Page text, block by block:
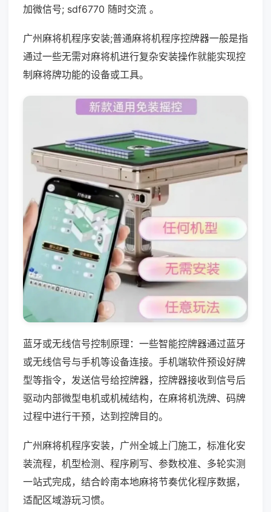
加微信号; sdf6770 随时交流 。
广州麻将机程序安装;普通麻将机程序控牌器一般是指
通过一些无需对麻将机进行复杂安装操作就能实现控
制麻将牌功能的设备或工具。
蓝牙或无线信号控制原理：一些智能控牌器通过蓝牙
或无线信号与手机等设备连接。手机端软件预设好牌
型等指令，发送信号给控牌器，控牌器接收到信号后
驱动内部微型电机或机械结构，在麻将机洗牌、码牌
过程中进行干预，达到控牌目的。
广州麻将机程序安装，广州全城上门施工，标准化安
装流程，机型检测、程序刷写、参数校准、多轮实测
一站式完成，结合岭南本地麻将节奏优化程序数据，
适配区域游玩习惯。